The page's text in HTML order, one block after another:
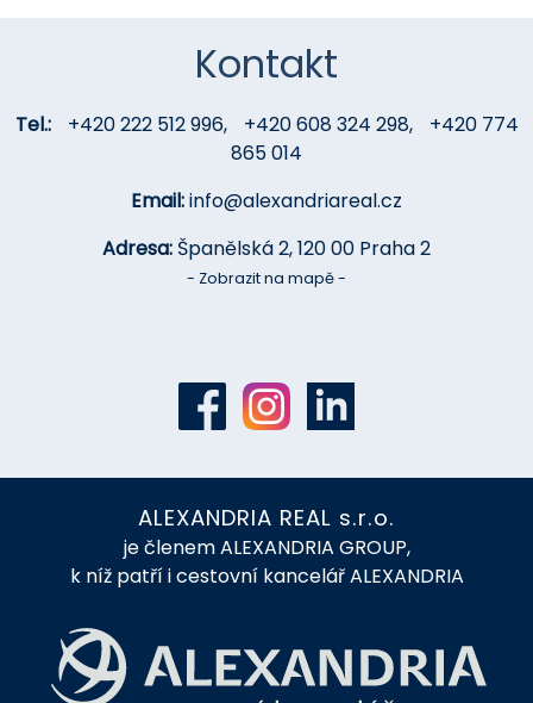
Kontakt
Tel.: +420 222 512 996, +420 608 324 298,
+420 774
865 014
Email:info@alexandriareal.cz
Adresa: Španělská 2, 120 00 Praha 2
- Zobrazit na mapě -
ALEXANDRIA REAL s.r.o.
je členem ALEXANDRIA GROUP,
k níž patří i cestovní kancelář ALEXANDRIA